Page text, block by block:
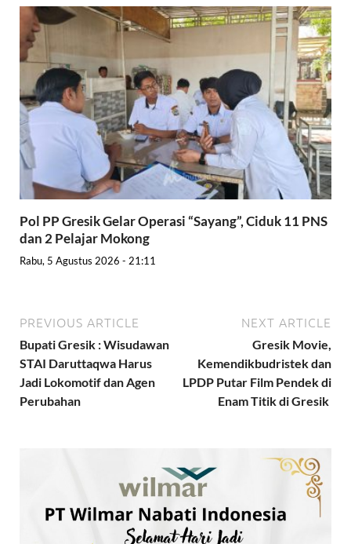
Pol PP Gresik Gelar Operasi “Sayang”, Ciduk 11 PNS
dan 2 Pelajar Mokong
Rabu, 5 Agustus 2026 - 21:11
PREVIOUS ARTICLE
Bupati Gresik : Wisudawan
STAI Daruttaqwa Harus
Jadi Lokomotif dan Agen
Perubahan
NEXT ARTICLE
Gresik Movie,
Kemendikbudristek dan
LPDP Putar Film Pendek di
Enam Titik di Gresik